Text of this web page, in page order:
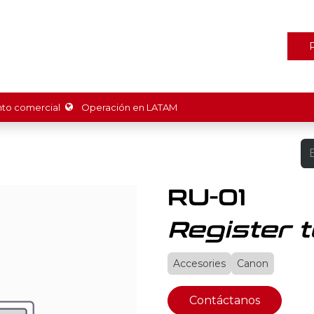
comercial Operación en LATAM
RU-01
Register
Accesories Canon
Contáctanos